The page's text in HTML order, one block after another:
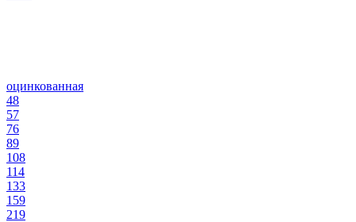
оцинкованная
48
57
76
89
108
114
133
159
219